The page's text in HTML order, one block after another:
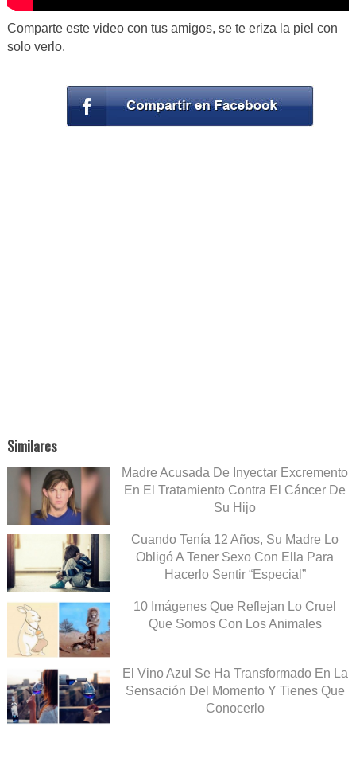
Comparte este video con tus amigos, se te eriza la piel con
solo verlo.
Similares
Madre Acusada De Inyectar Excremento
En El Tratamiento Contra El Cáncer De
Su Hijo
Cuando Tenía 12 Años, Su Madre Lo
Obligó A Tener Sexo Con Ella Para
Hacerlo Sentir “Especial”
10 Imágenes Que Reflejan Lo Cruel
Que Somos Con Los Animales
El Vino Azul Se Ha Transformado En La
Sensación Del Momento Y Tienes Que
Conocerlo